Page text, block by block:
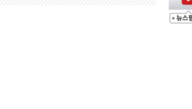
점검회의
기대에 강세
위…숨은 차입이 더 큰 변수"